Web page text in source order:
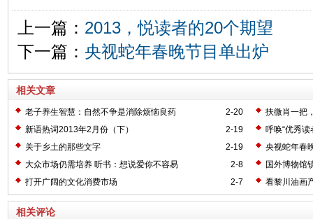
上一篇： 2013，悦读者的20个期望
下一篇： 央视蛇年春晚节目单出炉
相关文章
2-20
老子养生智慧：自然不争是消除烦恼良药
扶微肖一把
2-19
新语热词2013年2月份（下）
呼唤“优秀读
2-19
关于乡土的那些文字
央视蛇年春
2-8
大众市场仍需培养 听书：想说爱你不容易
国外博物馆
2-7
打开广阔的文化消费市场 看黎川油画
相关评论